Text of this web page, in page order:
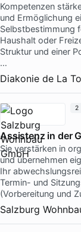
Kompetenzen
und Ermöglichung
Selbstbestimmung
Haushalt oder
Struktur und einer
…
Diakonie de La
Assistenz in der
Sie verstärken in
und übernehmen
Ihr
Termin- und
(Vorbereitung und
Salzburg
2